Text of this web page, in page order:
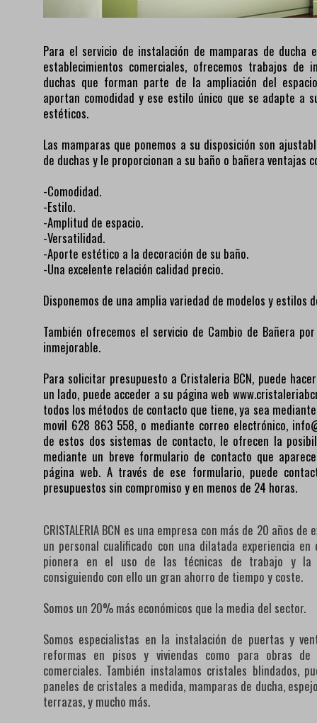
Para el servicio de instalación de mamparas de ducha
establecimientos comerciales, ofrecemos trabajos de
duchas que forman parte de la ampliación del
aportan comodidad y ese estilo único que se adapte a
estéticos.
Las mamparas que ponemos a su disposición son
de duchas y le proporcionan a su baño o bañera ventajas
-Comodidad.
-Estilo.
-Amplitud de espacio.
-Versatilidad.
-Aporte estético a la decoración de su baño.
-Una excelente relación calidad precio.
Disponemos de una amplia variedad de modelos y estilos
También ofrecemos el servicio de Cambio de Bañera
inmejorable.
Para solicitar presupuesto a Cristaleria BCN, puede
un lado, puede acceder a su página web
todos los métodos de contacto que tiene, ya sea
movil 628 863 558, o mediante correo electrónico,
de estos dos sistemas de contacto, le ofrecen la
mediante un breve formulario de contacto que
página web. A través de ese formulario, puede
presupuestos sin compromiso y en menos de 24 horas.
CRISTALERIA BCN es una empresa con más de 20 años
un personal cualificado con una dilatada experiencia en
pionera en el uso de las técnicas de trabajo y la
consiguiendo con ello un gran ahorro de tiempo y coste.
Somos un 20% más económicos que la media del sector.
Somos especialistas en la instalación de puertas y
reformas en pisos y viviendas como para obras
comerciales. También instalamos cristales blindados,
paneles de cristales a medida, mamparas de ducha,
terrazas, y mucho más.